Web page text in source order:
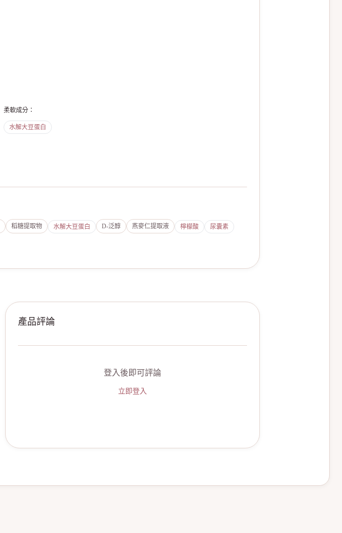
柔軟成分 ：
水解大豆蛋白
稻糖提取物 水解大豆蛋白 D-泛醇 燕麥仁提取液 檸檬酸
尿囊素
產品評論
登入後即可評論
立即登入